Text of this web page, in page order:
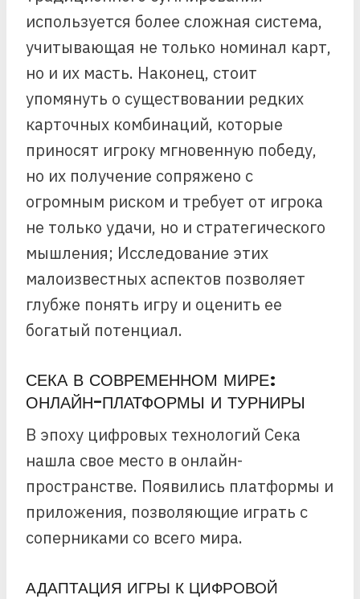
используется более сложная система,
учитывающая не только номинал карт,
но и их масть. Наконец, стоит
упомянуть о существовании редких
карточных комбинаций, которые
приносят игроку мгновенную победу,
но их получение сопряжено с
огромным риском и требует от игрока
не только удачи, но и стратегического
мышления; Исследование этих
малоизвестных аспектов позволяет
глубже понять игру и оценить ее
богатый потенциал.
СЕКА В СОВРЕМЕННОМ МИРЕ:
ОНЛАЙН-ПЛАТФОРМЫ И ТУРНИРЫ
В эпоху цифровых технологий Сека
нашла свое место в онлайн-
пространстве. Появились платформы и
приложения, позволяющие играть с
соперниками со всего мира.
АДАПТАЦИЯ ИГРЫ К ЦИФРОВОЙ